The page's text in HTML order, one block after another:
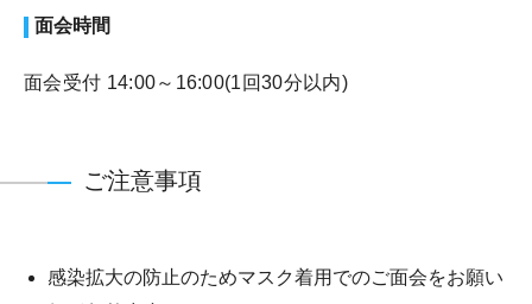
面会時間
面会受付 14:00～16:00(1回30分以内)
ご注意事項
感染拡大の防止のためマスク着用でのご面会をお願い